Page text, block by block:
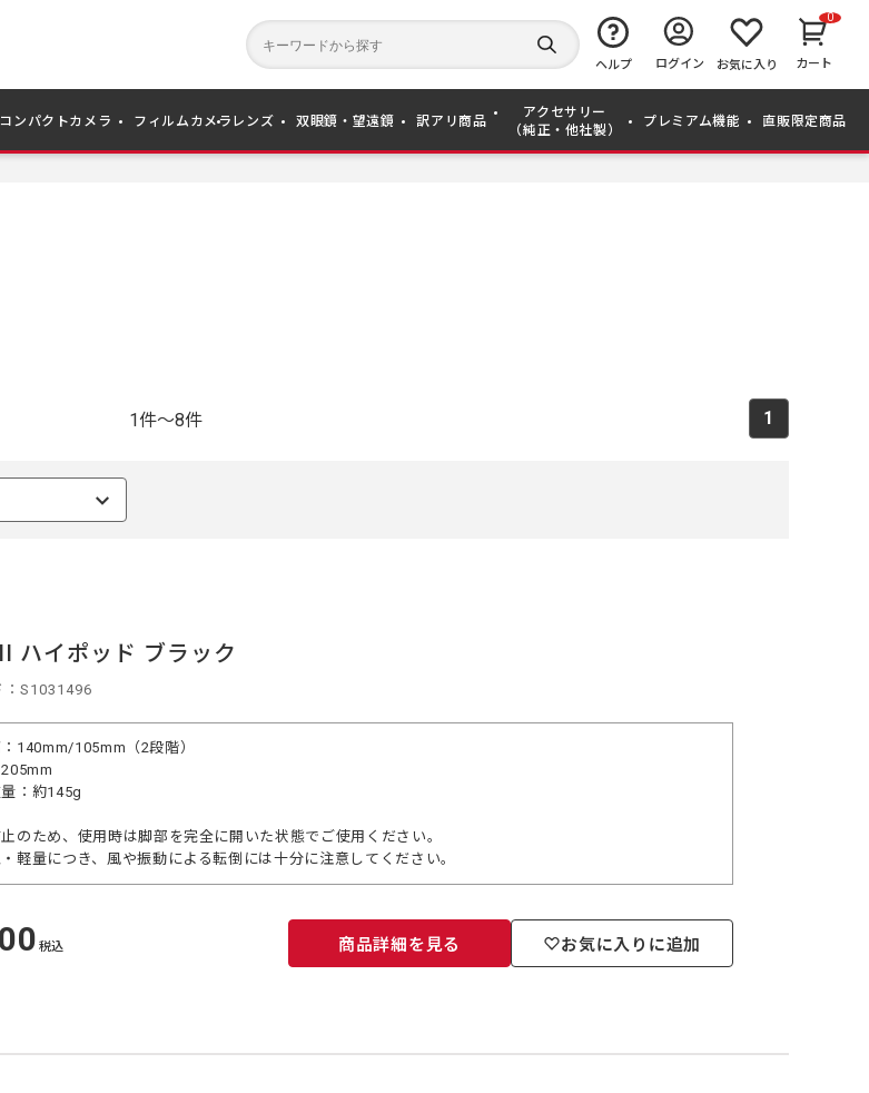
か
ら
検
索
す
る
ヘルプ ログイン お気に入り
0
カート
コンパクトカメラ フィルムカメラ レンズ 双眼鏡・望遠鏡 訳アリ商品
アクセサリー
（純正・他社製）
プレミアム機能 直販限定商品
1件～8件 1
ハイポッド ブラック
：S1031496
：140mm/105mm（2段階）
205mm
量：約145g
のため、使用時は脚部を完全に開いた状態でご使用ください。
軽量につき、風や振動による転倒には十分に注意してください。
税込 商品詳細を見る お気に入りに追加